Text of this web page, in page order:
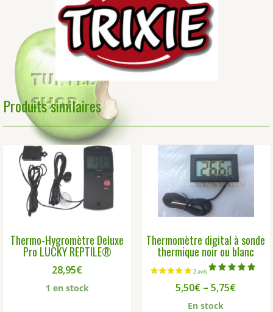
Produits similaires
Thermo-Hygromètre Deluxe
Pro LUCKY REPTILE®
28,95€
1 en stock
Thermomètre digital à sonde
thermique noir ou blanc
5.00
sur 5
5,50€ –5,75€
En stock